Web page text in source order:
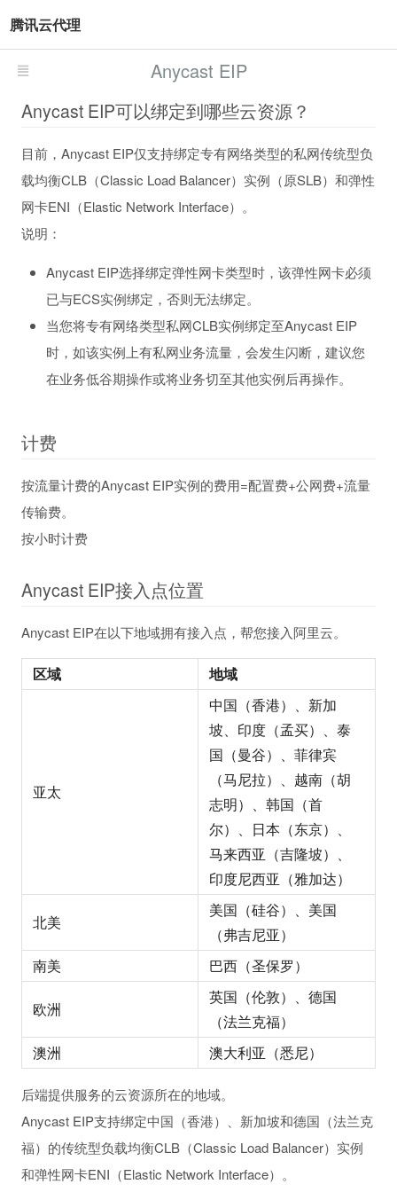
腾讯云代理
Anycast EIP
Anycast EIP可以绑定到哪些云资源？
目前，Anycast EIP仅支持绑定专有网络类型的私网传统型负
载均衡CLB（Classic Load Balancer）实例（原SLB）和弹性
网卡ENI（Elastic Network Interface）。
说明：
Anycast EIP选择绑定弹性网卡类型时，该弹性网卡必须
已与ECS实例绑定，否则无法绑定。
当您将专有网络类型私网CLB实例绑定至Anycast EIP
时，如该实例上有私网业务流量，会发生闪断，建议您
在业务低谷期操作或将业务切至其他实例后再操作。
计费
按流量计费的Anycast EIP实例的费用=配置费+公网费+流量
传输费。
按小时计费
Anycast EIP接入点位置
Anycast EIP在以下地域拥有接入点，帮您接入阿里云。
区域 地域
亚太
中国（香港）、新加
坡、印度（孟买）、泰
国（曼谷）、菲律宾
（马尼拉）、越南（胡
志明）、韩国（首
尔）、日本（东京）、
马来西亚（吉隆坡）、
印度尼西亚（雅加达）
北美
美国（硅谷）、美国
（弗吉尼亚）
南美
巴西（圣保罗）
欧洲
英国（伦敦）、德国
（法兰克福）
澳洲
澳大利亚（悉尼）
后端提供服务的云资源所在的地域。
Anycast EIP支持绑定中国（香港）、新加坡和德国（法兰克
福）的传统型负载均衡CLB（Classic Load Balancer）实例
和弹性网卡ENI（Elastic Network Interface）。